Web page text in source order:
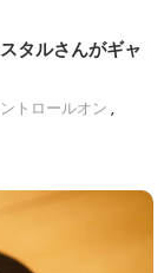
タルさんがギャ
トロールオン ,